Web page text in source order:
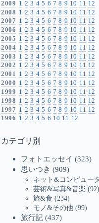
2009 1 2 3 4 5 6 7 8 9 10 11 12
2008 1 2 3 4 5 6 7 8 9 10 11 12
2007 1 2 3 4 5 6 7 8 9 10 11 12
2006 1 2 3 4 5 6 7 8 9 10 11 12
2005 1 2 3 4 5 6 7 8 9 10 11 12
2004 1 2 3 4 5 6 7 8 9 10 11 12
2003 1 2 3 4 5 6 7 8 9 10 11 12
2002 1 2 3 4 5 6 7 8 9 10 11 12
2001 1 2 3 4 5 6 7 8 9 10 11 12
2000 1 2 3 4 5 6 7 8 9 10 11 12
1999 1 2 3 4 5 6 7 8 9 10 11 12
1998 1 2 3 4 5 6 7 8 9 10 11 12
1997 1 2 3 4 5 6 7 8 9 10 11 12
1996 1 2 3 4 5 6 10 11 12
カテゴリ別
フォトエッセイ (323)
思いつき (909)
ネット&コンピュー
芸術&写真&音楽 (92)
旅&食 (234)
モノ&その他 (99)
旅行記 (437)